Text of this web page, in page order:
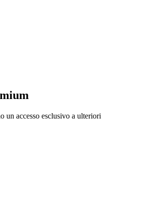
un accesso esclusivo a ulteriori